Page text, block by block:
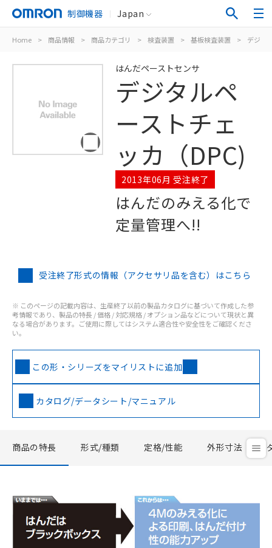
制御機器 Japan
Home > 商品情報 > 商品カテゴリ > 検査装置 > 基板検査装置 > デジタ
はんだペーストセンサ
デジタルペ
ーストチェ
ッカ（DPC)
2013年06月 受注終了
はんだのみえる化で
定量管理へ!!
受注終了形式の情報（アクセサリ品を含む）はこちら
※ このページの記載内容は、生産終了以前の製品カタログに基づいて作成した参
考情報であり、製品の特長 / 価格 / 対応規格 / オプション品などについて現状と異
なる場合があります。ご使用に際してはシステム適合性や安全性をご確認くださ
い。
この形・シリーズをマイリストに追加
カタログ/データシート/マニュアル
商品の特長 形式/種類 定格/性能 外形寸法